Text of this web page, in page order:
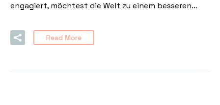
engagiert, möchtest die Welt zu einem besseren…
Read More